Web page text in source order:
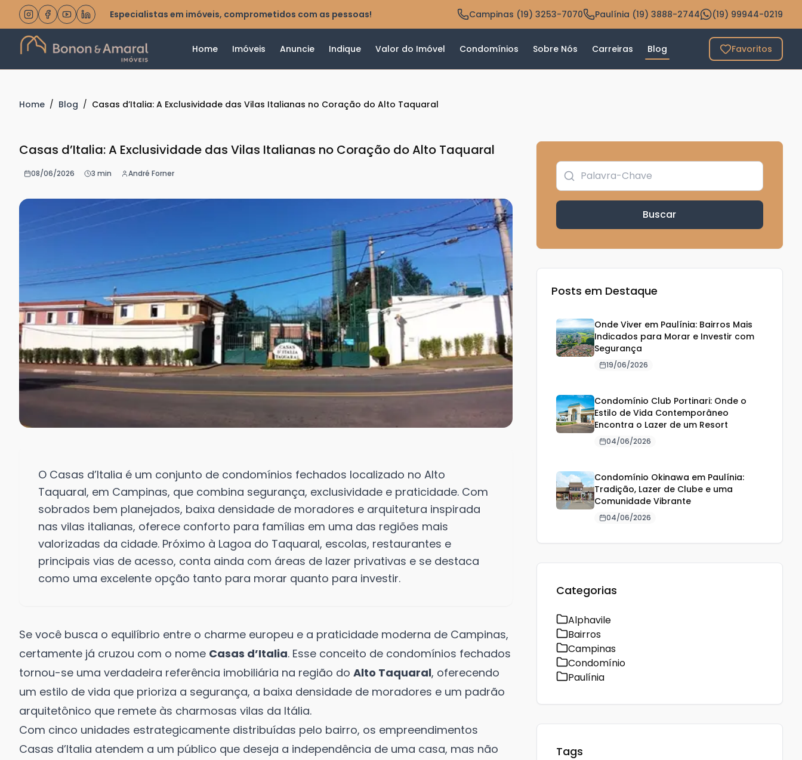
Especialistas em imóveis, comprometidos com as pessoas! Campinas (19) 3253-7070 Paulínia (19) 3888-2744 (19) 99944-0219
Home Imóveis Anuncie Indique Valor do Imóvel Condomínios Sobre Nós Carreiras Blog Favoritos
Home / Blog / Casas d’Italia: A Exclusividade das Vilas Italianas no Coração do Alto Taquaral
Casas d’Italia: A Exclusividade das Vilas Italianas no Coração do Alto Taquaral
08/06/2026 3 min André Forner
O Casas d’Italia é um conjunto de condomínios fechados localizado no Alto
Taquaral, em Campinas, que combina segurança, exclusividade e praticidade. Com
sobrados bem planejados, baixa densidade de moradores e arquitetura inspirada
nas vilas italianas, oferece conforto para famílias em uma das regiões mais
valorizadas da cidade. Próximo à Lagoa do Taquaral, escolas, restaurantes e
principais vias de acesso, conta ainda com áreas de lazer privativas e se destaca
como uma excelente opção tanto para morar quanto para investir.
Se você busca o equilíbrio entre o charme europeu e a praticidade moderna de Campinas,
certamente já cruzou com o nome Casas d’Italia. Esse conceito de condomínios fechados
tornou-se uma verdadeira referência imobiliária na região do Alto Taquaral, oferecendo
um estilo de vida que prioriza a segurança, a baixa densidade de moradores e um padrão
arquitetônico que remete às charmosas vilas da Itália.
Com cinco unidades estrategicamente distribuídas pelo bairro, os empreendimentos
Casas d’Italia atendem a um público que deseja a independência de uma casa, mas não
Buscar
Posts em Destaque
Onde Viver em Paulínia: Bairros Mais
Indicados para Morar e Investir com
Segurança
19/06/2026
Condomínio Club Portinari: Onde o
Estilo de Vida Contemporâneo
Encontra o Lazer de um Resort
04/06/2026
Condomínio Okinawa em Paulínia:
Tradição, Lazer de Clube e uma
Comunidade Vibrante
04/06/2026
Categorias
Alphavile
Bairros
Campinas
Condomínio
Paulínia
Tags